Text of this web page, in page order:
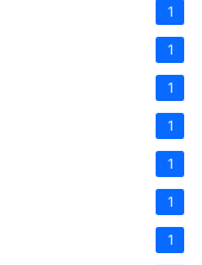
1
1
1
1
1
1
1